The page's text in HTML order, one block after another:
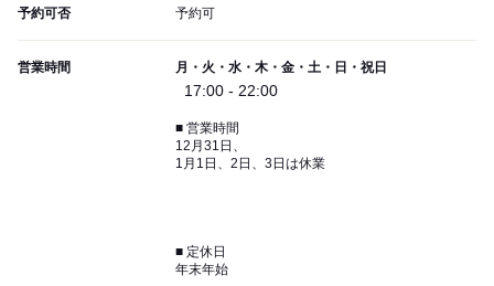
予約可否 予約可
営業時間 月・火・水・木・金・土・日・祝日
17:00 - 22:00
■ 営業時間
12月31日、
1月1日、2日、3日は休業
■ 定休日
年末年始